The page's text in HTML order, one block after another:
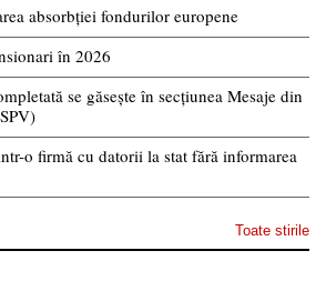
absorbției fondurilor europene
în 2026
se găsește în secțiunea Mesaje din
o firmă cu datorii la stat fără informarea
Toate stirile